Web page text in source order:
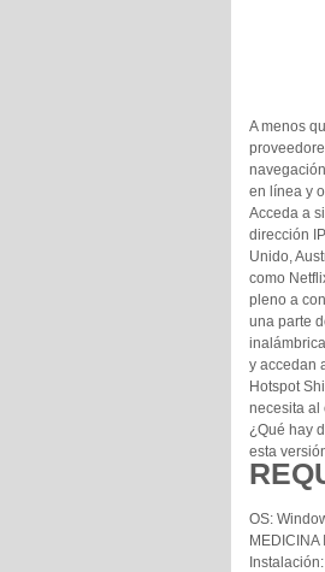
A menos
en línea y
Acceda a
dirección
Unido,
como
pleno a
una parte
y accedan
Hotspot
necesita al
¿Qué hay
esta
OS:
Instalación: